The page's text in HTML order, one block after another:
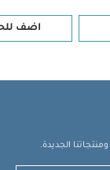
اضف
الجديدة.